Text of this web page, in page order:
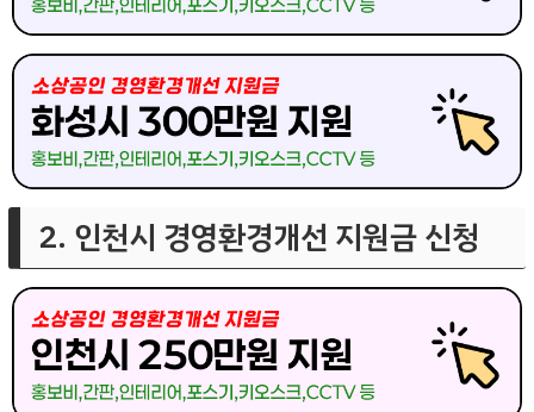
2. 인천시 경영환경개선 지원금 신청